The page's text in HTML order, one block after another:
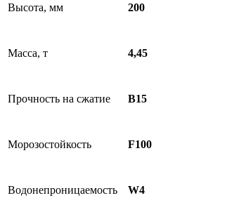
Высота, мм 200
Масса, т 4,45
Прочность на сжатие B15
Морозостойкость F100
Водонепроницаемость W4